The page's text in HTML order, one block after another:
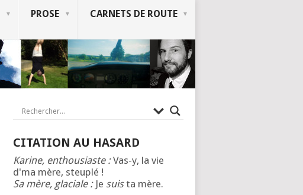
PROSE CARNETS DE ROUTE
CITATION AU HASARD
Karine, enthousiaste :Vas-y, la vie
d'ma mère, steuplé !
Sa mère, glaciale :Je suista mère.